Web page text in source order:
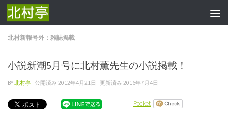
コンテンツへスキップ
北村新報号外：雑誌掲載
小説新潮5月号に北村薫先生の小説掲載！
BY北村亭 · 公開済み 2012年4月21日 · 更新済み 2016年7月4日
Pocket